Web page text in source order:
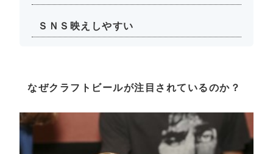
ＳＮＳ映えしやすい
なぜクラフトビールが注目されているのか？